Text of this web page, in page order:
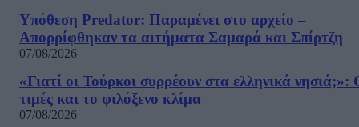
Υπόθεση Predator: Παραμένει στο αρχείο –
Απορρίφθηκαν τα αιτήματα Σαμαρά και Σπίρτζη
07/08/2026
«Γιατί οι Τούρκοι συρρέουν στα ελληνικά νησιά;»:
τιμές και το φιλόξενο κλίμα
07/08/2026